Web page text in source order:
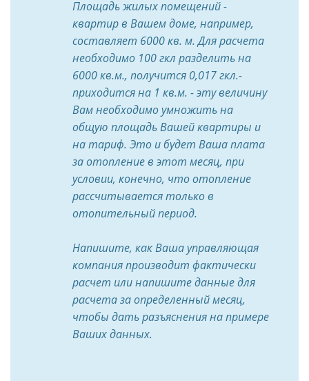
Площадь жилых помещений -
квартир в Вашем доме, например,
составляет 6000 кв. м. Для расчета
необходимо 100 гкл разделить на
6000 кв.м., получится 0,017 гкл.-
приходится на 1 кв.м. - эту величину
Вам необходимо умножить на
общую площадь Вашей квартиры и
на тариф. Это и будет Ваша плата
за отопление в этот месяц, при
условии, конечно, что отопление
рассчитывается только в
отопительный период.
Напишите, как Ваша управляющая
компания производит фактически
расчет или напишите данные для
расчета за определенный месяц,
чтобы дать разъяснения на примере
Ваших данных.